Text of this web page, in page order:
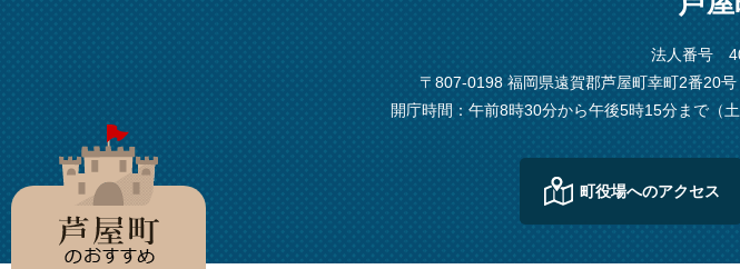
法人番号
〒807-0198 福岡県遠賀郡芦屋町幸町2番20号
開庁時間：午前8時30分から午後5時15分まで（
町役場へのアクセス